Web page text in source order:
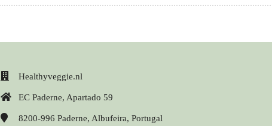
Healthyveggie.nl
EC Paderne, Apartado 59
8200-996 Paderne, Albufeira, Portugal